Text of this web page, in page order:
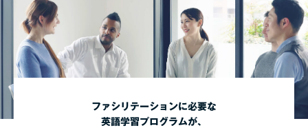
ファシリテーションに必要な
英語学習プログラムが、